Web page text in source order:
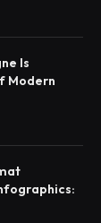
Is
Modern